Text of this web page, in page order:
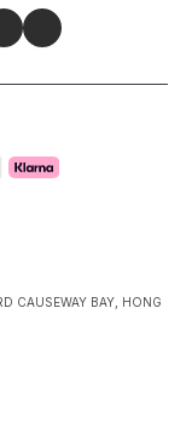
CAUSEWAY BAY, HONG